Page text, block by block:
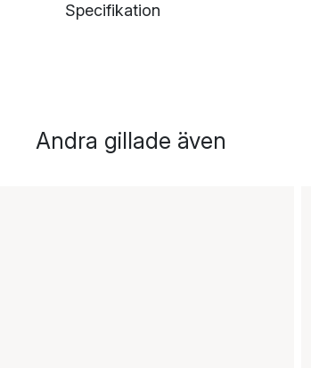
Specifikation
Andra gillade även